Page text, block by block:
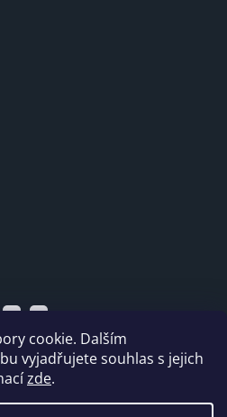
cookie. Dalším
vyjadřujete souhlas s jejich
zde.